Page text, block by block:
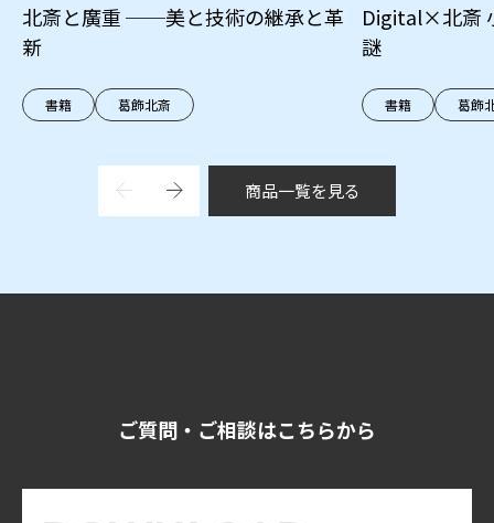
北斎と廣重 ──美と技術の継承と革
新
書籍 葛飾北斎
Digital×北斎
謎
書籍 葛飾
商品一覧を見る
ご質問・ご相談はこちらから